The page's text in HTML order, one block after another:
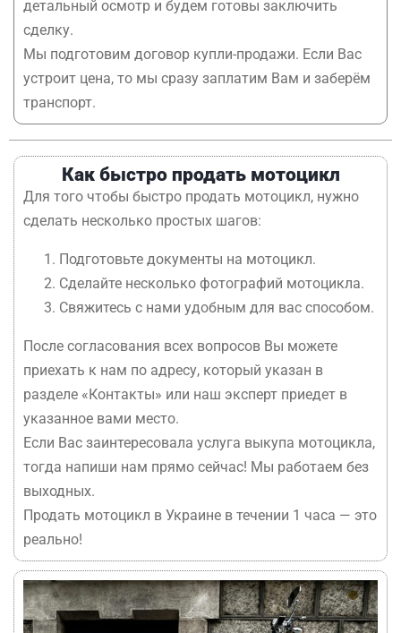
детальный осмотр и будем готовы заключить
сделку.
Мы подготовим договор купли-продажи. Если Вас
устроит цена, то мы сразу заплатим Вам и заберём
транспорт.
Как быстро продать мотоцикл
Для того чтобы быстро продать мотоцикл, нужно
сделать несколько простых шагов:
Подготовьте документы на мотоцикл.
Сделайте несколько фотографий мотоцикла.
Свяжитесь с нами удобным для вас способом.
После согласования всех вопросов Вы можете
приехать к нам по адресу, который указан в
разделе «Контакты» или наш эксперт приедет в
указанное вами место.
Если Вас заинтересовала услуга выкупа мотоцикла,
тогда напиши нам прямо сейчас! Мы работаем без
выходных.
Продать мотоцикл в Украине в течении 1 часа — это
реально!